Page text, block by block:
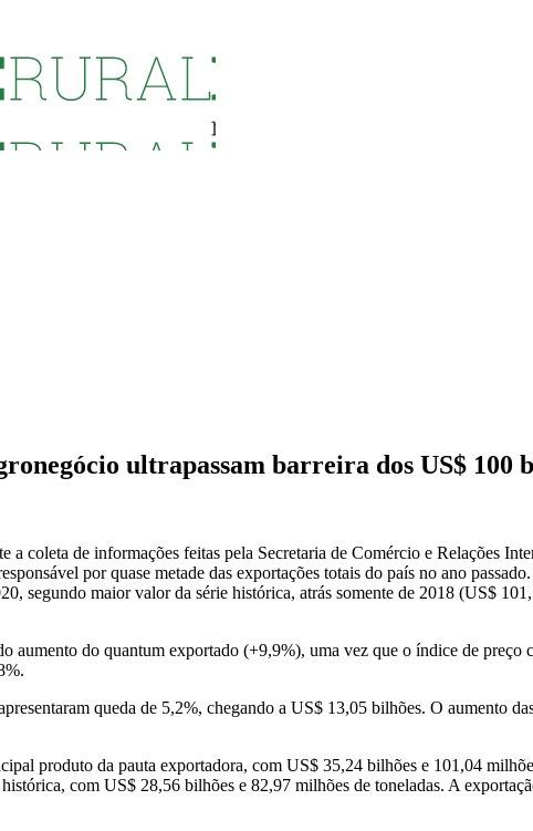
ultrapassam barreira dos US$ 100
a coleta de informações feitas pela Secretaria de Comércio e Relações
por quase metade das exportações totais do país no ano
segundo maior valor da série histórica, atrás somente de 2018 (US$
aumento do quantum exportado (+9,9%), uma vez que o índice de
queda de 5,2%, chegando a US$ 13,05 bilhões. O aumento
produto da pauta exportadora, com US$ 35,24 bilhões e 101,04
com US$ 28,56 bilhões e 82,97 milhões de toneladas. A